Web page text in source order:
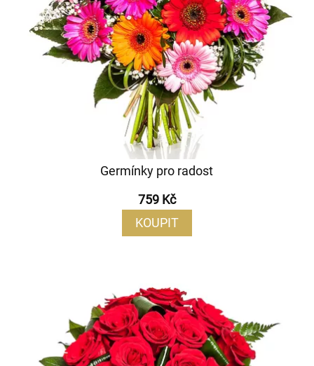
Germínky pro radost
759 Kč
KOUPIT